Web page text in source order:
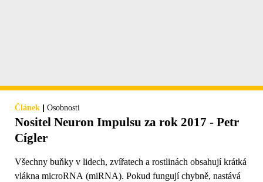
Článek | Osobnosti
Nositel Neuron Impulsu za rok 2017 - Petr
Cígler
Všechny buňky v lidech, zvířatech a rostlinách obsahují krátká
vlákna microRNA (miRNA). Pokud fungují chybně, nastává